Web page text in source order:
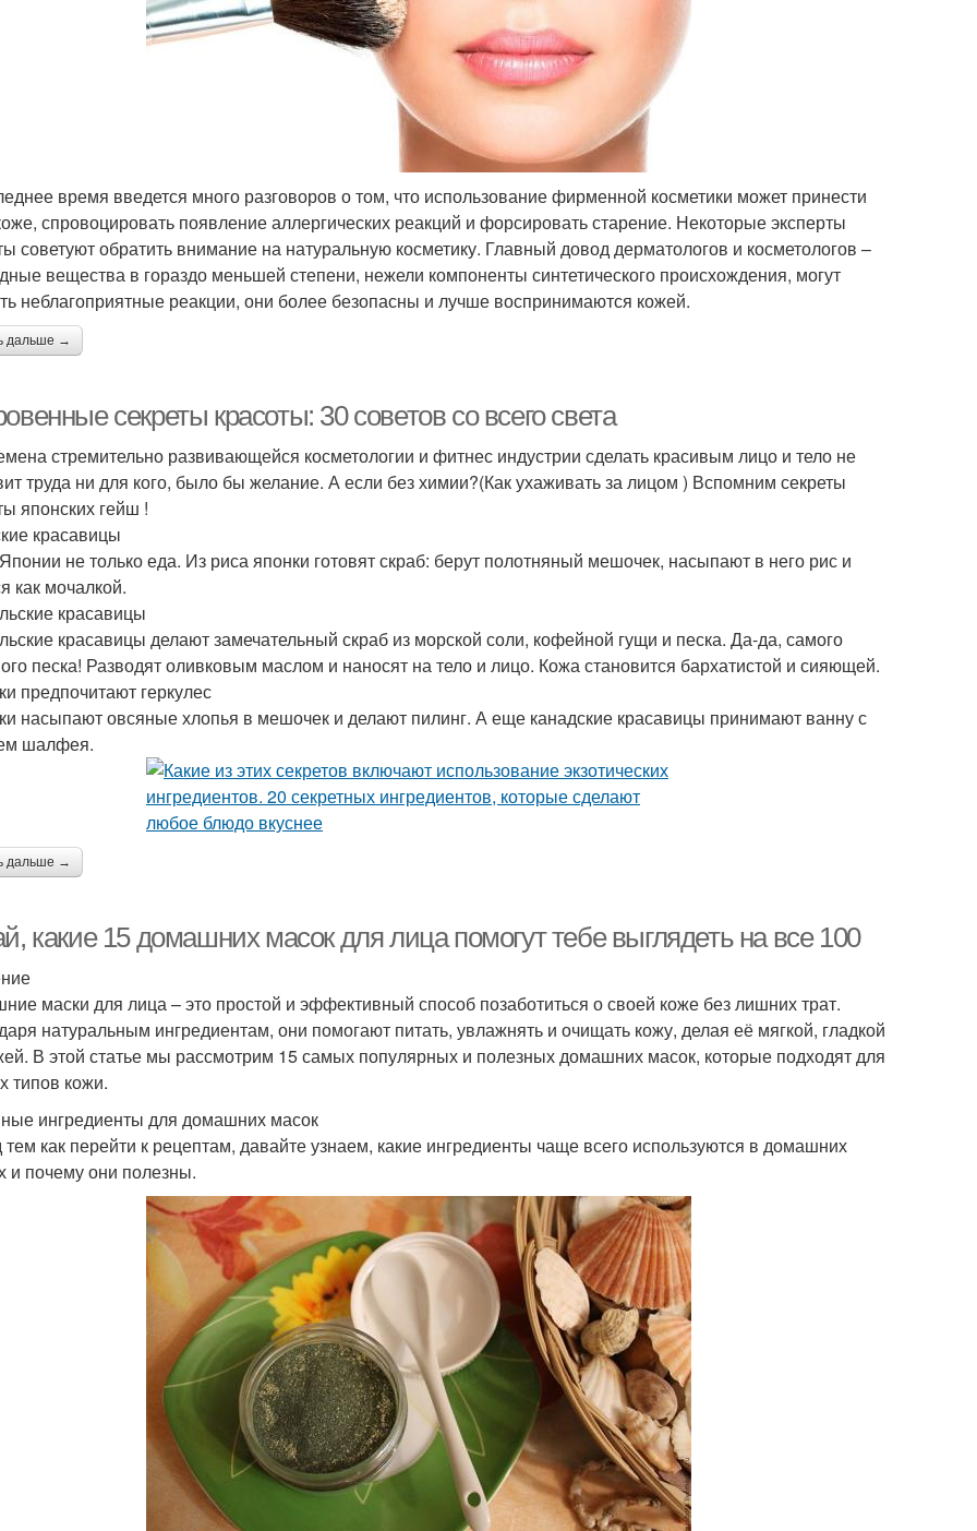
время введется много разговоров о том, что использование фирменной косметики может принести
спровоцировать появление аллергических реакций и форсировать старение. Некоторые эксперты
советуют обратить внимание на натуральную косметику. Главный довод дерматологов и косметологов –
вещества в гораздо меньшей степени, нежели компоненты синтетического происхождения, могут
неблагоприятные реакции, они более безопасны и лучше воспринимаются кожей.
дальше →
секреты красоты: 30 советов со всего света
стремительно развивающейся косметологии и фитнес индустрии сделать красивым лицо и тело не
труда ни для кого, было бы желание. А если без химии?(Как ухаживать за лицом ) Вспомним секреты
японских гейш !
красавицы
не только еда. Из риса японки готовят скраб: берут полотняный мешочек, насыпают в него рис и
как мочалкой.
красавицы
красавицы делают замечательный скраб из морской соли, кофейной гущи и песка. Да-да, самого
песка! Разводят оливковым маслом и наносят на тело и лицо. Кожа становится бархатистой и сияющей.
предпочитают геркулес
насыпают овсяные хлопья в мешочек и делают пилинг. А еще канадские красавицы принимают ванну с
шалфея.
дальше →
какие 15 домашних масок для лица помогут тебе выглядеть на все 100
маски для лица – это простой и эффективный способ позаботиться о своей коже без лишних трат.
натуральным ингредиентам, они помогают питать, увлажнять и очищать кожу, делая её мягкой, гладкой
В этой статье мы рассмотрим 15 самых популярных и полезных домашних масок, которые подходят для
типов кожи.
ингредиенты для домашних масок
как перейти к рецептам, давайте узнаем, какие ингредиенты чаще всего используются в домашних
и почему они полезны.